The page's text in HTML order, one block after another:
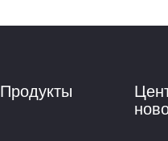
Продукты